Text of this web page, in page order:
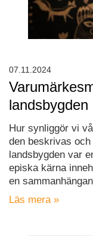
landsbygden
Hur synliggör vi
den beskrivas
landsbygden var
episka kärna
en
Läs mera »
07.11.2024